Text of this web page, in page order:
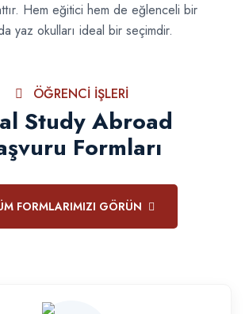
Hem eğitici hem de eğlenceli bir
yaz okulları ideal bir seçimdir.
ÖĞRENCI İŞLERI
Study Abroad
Formları
FORMLARIMIZI GÖRÜN